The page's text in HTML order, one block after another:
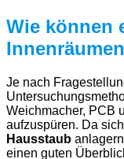
Wie können
Je nach
Weichmacher, PCB
aufzuspüren. Da
Hausstaub
einen guten